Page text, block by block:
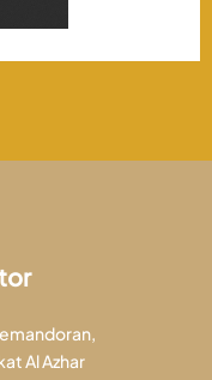
Al Azhar